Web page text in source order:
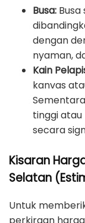
Busa:
dengan
nyaman,
Kain
kanvas
tinggi atau
secara
Kisaran
Selatan
Untuk
perkiraan